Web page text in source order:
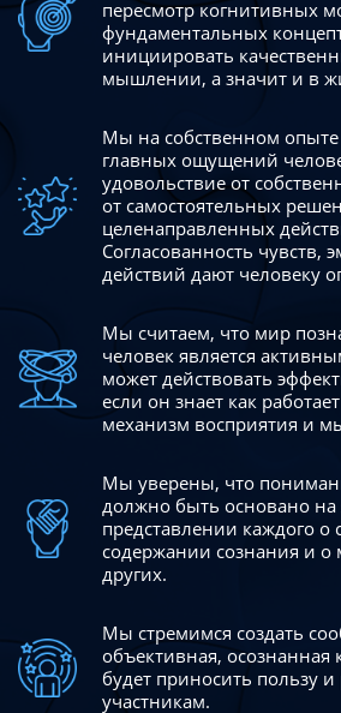
пересмотр когнитивных
фундаментальных
инициировать
мышлении, а значит и в
Мы на собственном
главных ощущений
удовольствие от
от самостоятельных
целенаправленных
Согласованность чувств,
действий дают человеку
Мы считаем, что мир
человек является
может действовать
если он знает как
механизм восприятия и
Мы уверены, что
должно быть основано на
представлении каждого о
содержании сознания и о
других.
Мы стремимся создать
объективная, осознанная
будет приносить пользу и
участникам.